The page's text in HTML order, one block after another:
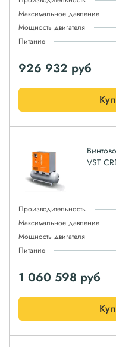
Максимальное давление
Мощность двигателя
Питание
926 932 руб
VST
Производительность
Максимальное давление
Мощность двигателя
Питание
1 060 598 руб